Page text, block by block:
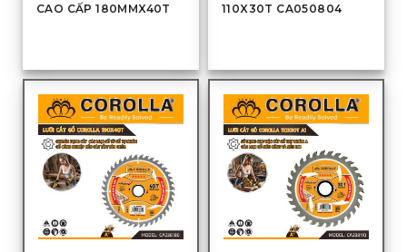
CAO CẤP 180MMX40T
110X30T CA050804